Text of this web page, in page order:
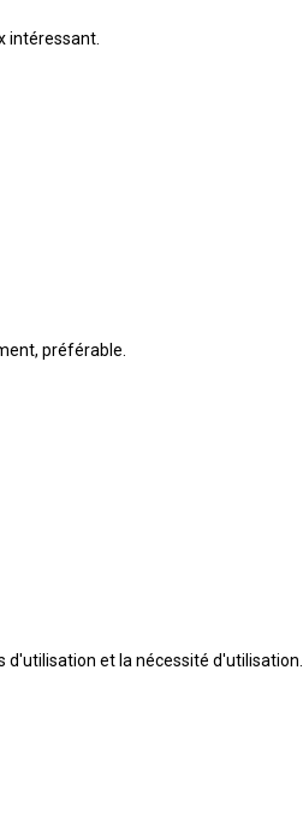
intéressant.
préférable.
d'utilisation et la nécessité d'utilisation.